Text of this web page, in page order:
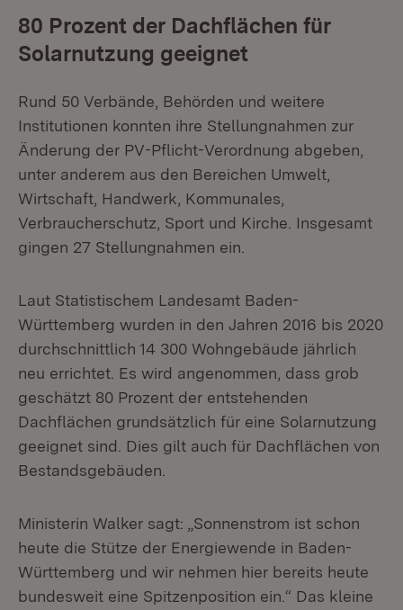
80 Prozent der Dachflächen für
Solarnutzung geeignet
Rund 50 Verbände, Behörden und weitere
Institutionen konnten ihre Stellungnahmen zur
Änderung der PV-Pflicht-Verordnung abgeben,
unter anderem aus den Bereichen Umwelt,
Wirtschaft, Handwerk, Kommunales,
Verbraucherschutz, Sport und Kirche. Insgesamt
gingen 27 Stellungnahmen ein.
Laut Statistischem Landesamt Baden-
Württemberg wurden in den Jahren 2016 bis 2020
durchschnittlich 14 300 Wohngebäude jährlich
neu errichtet. Es wird angenommen, dass grob
geschätzt 80 Prozent der entstehenden
Dachflächen grundsätzlich für eine Solarnutzung
geeignet sind. Dies gilt auch für Dachflächen von
Bestandsgebäuden.
Ministerin Walker sagt: „Sonnenstrom ist schon
heute die Stütze der Energiewende in Baden-
Württemberg und wir nehmen hier bereits heute
bundesweit eine Spitzenposition ein.“ Das kleine